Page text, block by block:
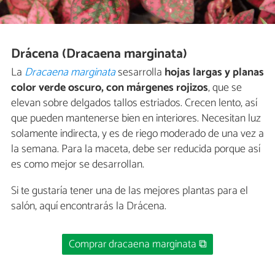
Drácena (Dracaena marginata)
La Dracaena marginatasesarrolla hojas largas y planas
color verde oscuro, con márgenes rojizos, que se
elevan sobre delgados tallos estriados. Crecen lento, así
que pueden mantenerse bien en interiores. Necesitan luz
solamente indirecta, y es de riego moderado de una vez a
la semana. Para la maceta, debe ser reducida porque así
es como mejor se desarrollan.
Si te gustaría tener una de las mejores plantas para el
salón, aquí encontrarás la Drácena.
Comprar dracaena marginata ⧉